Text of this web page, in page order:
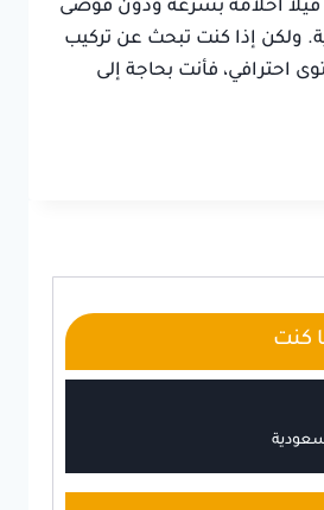
فيلا أحلامه بسرعة ودون فوضى
ولكن إذا كنت تبحث عن تركيب
احترافي، فأنت بحاجة إلى
كنت